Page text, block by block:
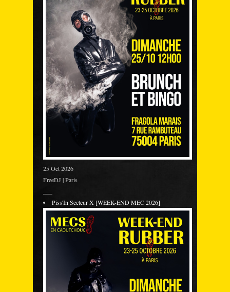
25 Oct 2026
FreeDJ | Paris
Piss'In Secteur X [WEEK-END MEC 2026]